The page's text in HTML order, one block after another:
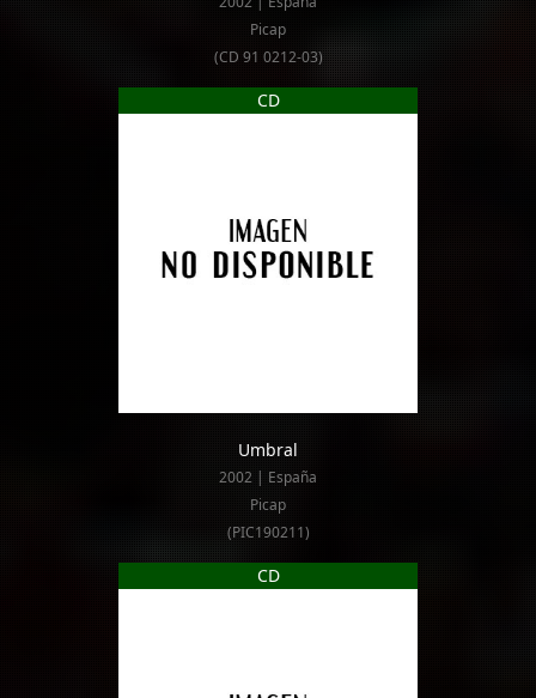
Picap
(CD 91 0212-03)
CD
Umbral
2002 | España
Picap
(PIC190211)
CD